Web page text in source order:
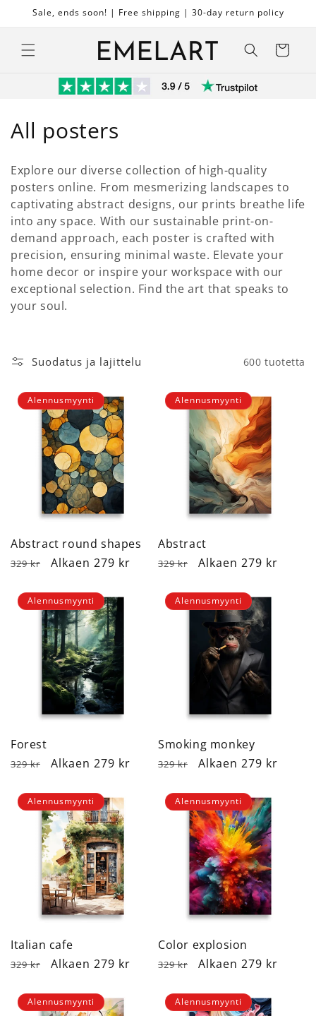
siirry
Sale, ends soon! | Free shipping | 30-day return policy
Ostoskori
K
k
o
e
l
m
a
:
All posters
Explore our diverse collection of high-quality
posters online. From mesmerizing landscapes to
captivating abstract designs, our prints breathe life
into any space. With our sustainable print-on-
demand approach, each poster is crafted with
precision, ensuring minimal waste. Elevate your
home decor or inspire your workspace with our
exceptional selection. Find the art that speaks to
your soul.
Suodatus ja lajittelu 600 tuotetta
Alennusmyynti
Abstract round shapes
Normaalihinta
329 kr Alennushinta
Alkaen 279 kr
Alennusmyynti
Abstract
Normaalihinta
329 kr Alennushinta
Alkaen 279 kr
Alennusmyynti
Forest
Normaalihinta
329 kr Alennushinta
Alkaen 279 kr
Alennusmyynti
Smoking monkey
Normaalihinta
329 kr Alennushinta
Alkaen 279 kr
Alennusmyynti
Italian cafe
Normaalihinta
329 kr Alennushinta
Alkaen 279 kr
Alennusmyynti
Color explosion
Normaalihinta
329 kr Alennushinta
Alkaen 279 kr
Alennusmyynti Alennusmyynti